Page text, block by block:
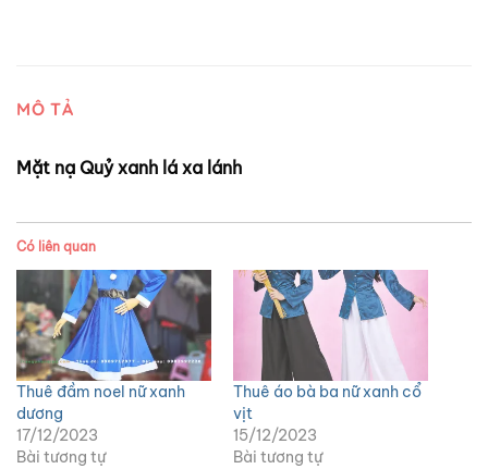
MÔ TẢ
Mặt nạ Quỷ xanh lá xa lánh
Có liên quan
Thuê đầm noel nữ xanh
dương
17/12/2023
Bài tương tự
Thuê áo bà ba nữ xanh cổ
vịt
15/12/2023
Bài tương tự